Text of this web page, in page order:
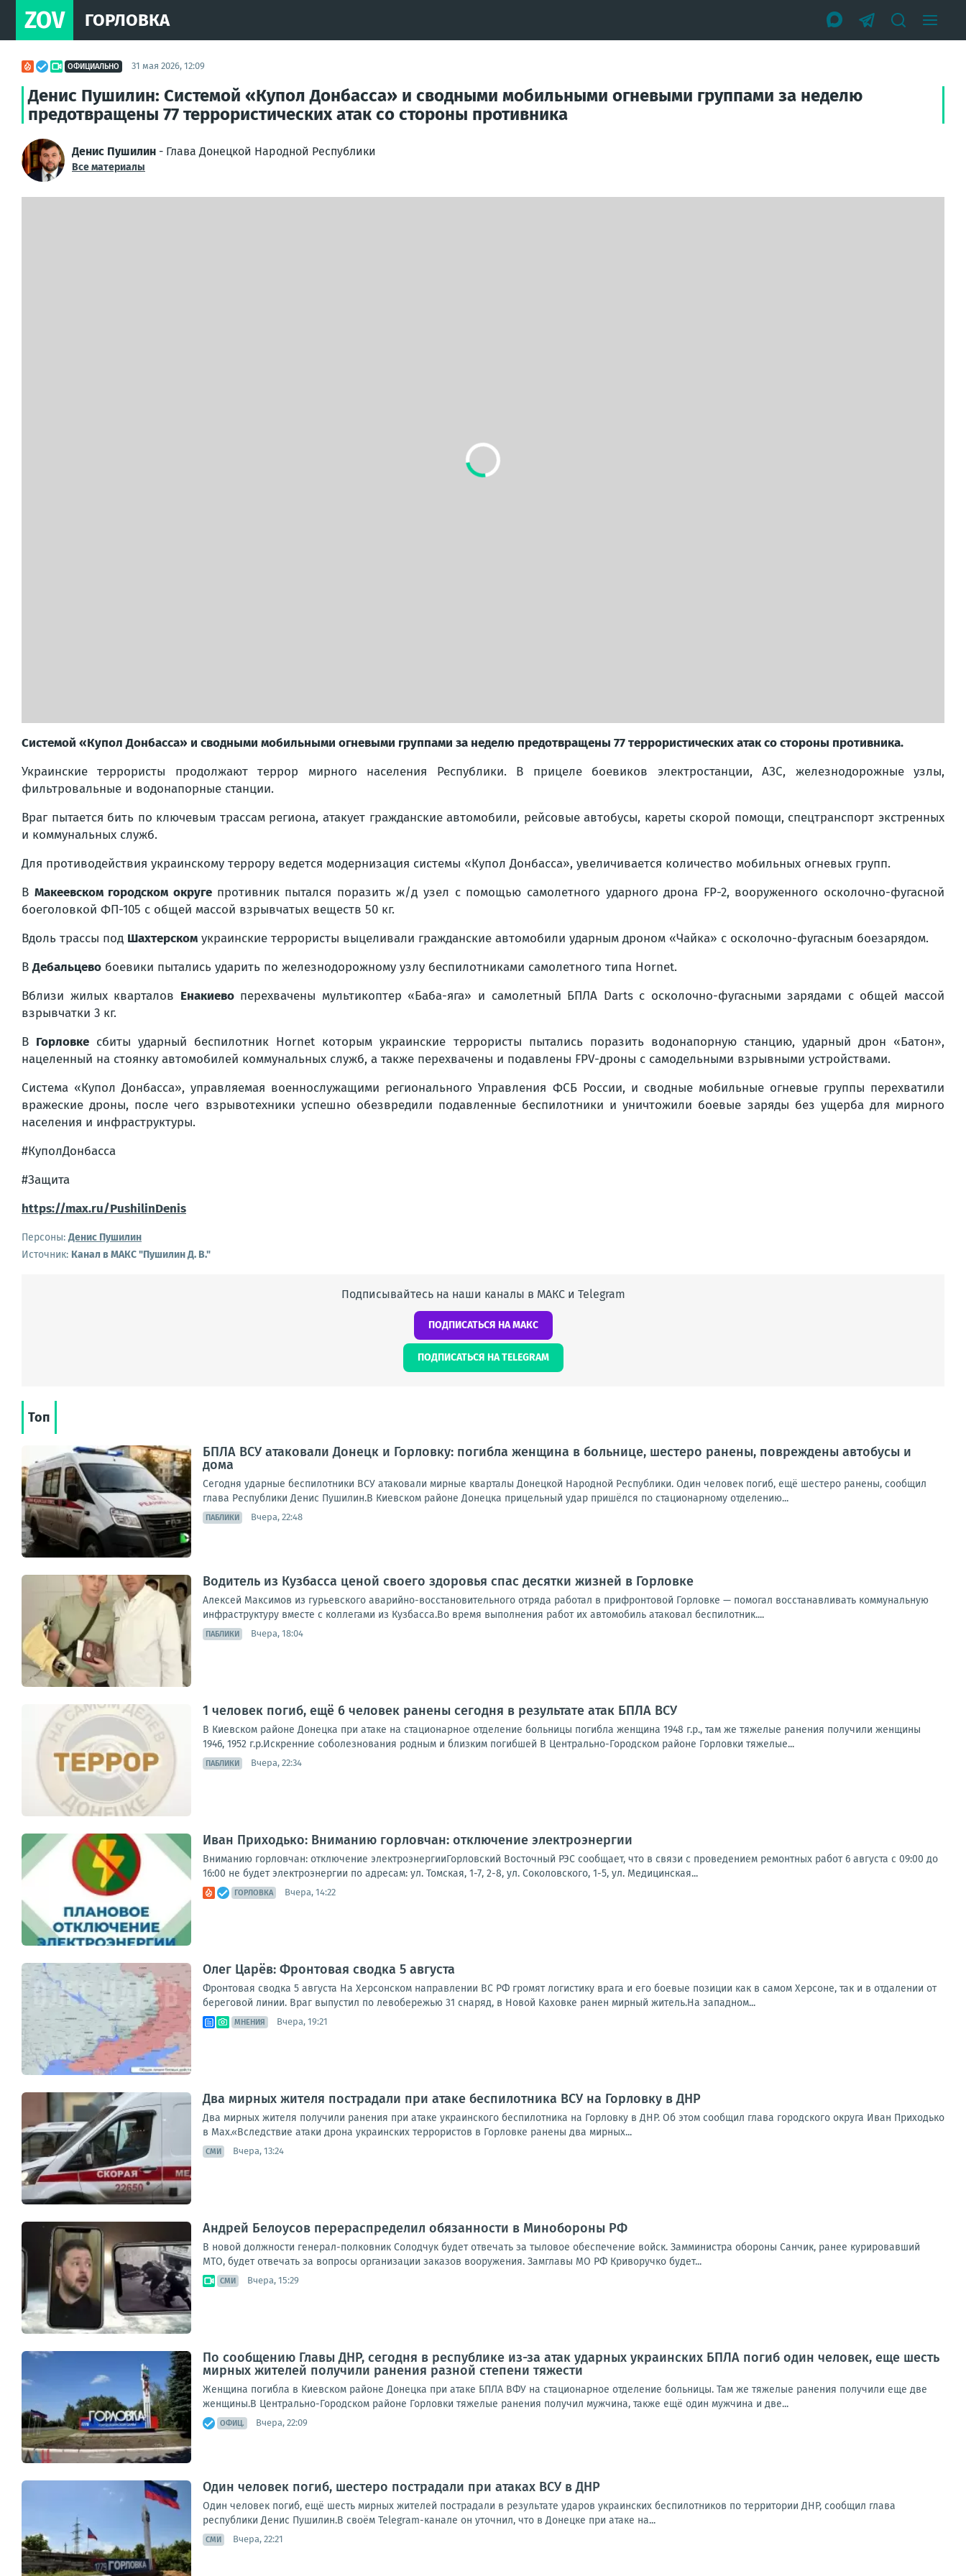
ZOV ГОРЛОВКА
ОФИЦИАЛЬНО 31 мая 2026, 12:09
Денис Пушилин: Системой «Купол Донбасса» и сводными мобильными огневыми группами за неделю
предотвращены 77 террористических атак со стороны противника
Денис Пушилин - Глава Донецкой Народной Республики
Все материалы
Системой «Купол Донбасса» и сводными мобильными огневыми группами за неделю предотвращены 77 террористических атак со стороны противника.
Украинские террористы продолжают террор мирного населения Республики. В прицеле боевиков электростанции, АЗС, железнодорожные узлы,
фильтровальные и водонапорные станции.
Враг пытается бить по ключевым трассам региона, атакует гражданские автомобили, рейсовые автобусы, кареты скорой помощи, спецтранспорт экстренных
и коммунальных служб.
Для противодействия украинскому террору ведется модернизация системы «Купол Донбасса», увеличивается количество мобильных огневых групп.
В Макеевском городском округе противник пытался поразить ж/д узел с помощью самолетного ударного дрона FP-2, вооруженного осколочно-фугасной
боеголовкой ФП-105 с общей массой взрывчатых веществ 50 кг.
Вдоль трассы под Шахтерском украинские террористы выцеливали гражданские автомобили ударным дроном «Чайка» с осколочно-фугасным боезарядом.
ВДебальцево боевики пытались ударить по железнодорожному узлу беспилотниками самолетного типа Hornet.
Вблизи жилых кварталов Енакиевоперехвачены мультикоптер «Баба-яга» и самолетный БПЛА Darts с осколочно-фугасными зарядами с общей массой
взрывчатки 3 кг.
В Горловке сбиты ударный беспилотник Hornet которым украинские террористы пытались поразить водонапорную станцию, ударный дрон «Батон»,
нацеленный на стоянку автомобилей коммунальных служб, а также перехвачены и подавлены FPV-дроны с самодельными взрывными устройствами.
Система «Купол Донбасса», управляемая военнослужащими регионального Управления ФСБ России, и сводные мобильные огневые группы перехватили
вражеские дроны, после чего взрывотехники успешно обезвредили подавленные беспилотники и уничтожили боевые заряды без ущерба для мирного
населения и инфраструктуры.
#КуполДонбасса
#Защита
https://max.ru/PushilinDenis
Персоны: Денис Пушилин
Источник: Канал в МАКС "Пушилин Д. В."
Подписывайтесь на наши каналы в МАКС и Telegram
ПОДПИСАТЬСЯ НА МАКС
ПОДПИСАТЬСЯ НА TELEGRAM
Топ
БПЛА ВСУ атаковали Донецк и Горловку: погибла женщина в больнице, шестеро ранены, повреждены автобусы и
дома
Сегодня ударные беспилотники ВСУ атаковали мирные кварталы Донецкой Народной Республики. Один человек погиб, ещё шестеро ранены, сообщил
глава Республики Денис Пушилин.В Киевском районе Донецка прицельный удар пришёлся по стационарному отделению...
ПАБЛИКИ Вчера, 22:48
Водитель из Кузбасса ценой своего здоровья спас десятки жизней в Горловке
Алексей Максимов из гурьевского аварийно-восстановительного отряда работал в прифронтовой Горловке — помогал восстанавливать коммунальную
инфраструктуру вместе с коллегами из Кузбасса.Во время выполнения работ их автомобиль атаковал беспилотник....
ПАБЛИКИ Вчера, 18:04
1 человек погиб, ещё 6 человек ранены сегодня в результате атак БПЛА ВСУ
В Киевском районе Донецка при атаке на стационарное отделение больницы погибла женщина 1948 г.р., там же тяжелые ранения получили женщины
1946, 1952 г.р.Искренние соболезнования родным и близким погибшей В Центрально-Городском районе Горловки тяжелые...
ПАБЛИКИ Вчера, 22:34
Иван Приходько: Вниманию горловчан: отключение электроэнергии
Вниманию горловчан: отключение электроэнергииГорловский Восточный РЭС сообщает, что в связи с проведением ремонтных работ 6 августа с 09:00 до
16:00 не будет электроэнергии по адресам: ул. Томская, 1-7, 2-8, ул. Соколовского, 1-5, ул. Медицинская...
ГОРЛОВКА Вчера, 14:22
Олег Царёв: Фронтовая сводка 5 августа
Фронтовая сводка 5 августа На Херсонском направлении ВС РФ громят логистику врага и его боевые позиции как в самом Херсоне, так и в отдалении от
береговой линии. Враг выпустил по левобережью 31 снаряд, в Новой Каховке ранен мирный житель.На западном...
МНЕНИЯ Вчера, 19:21
Два мирных жителя пострадали при атаке беспилотника ВСУ на Горловку в ДНР
Два мирных жителя получили ранения при атаке украинского беспилотника на Горловку в ДНР. Об этом сообщил глава городского округа Иван Приходько
в Max.«Вследствие атаки дрона украинских террористов в Горловке ранены два мирных...
СМИ Вчера, 13:24
Андрей Белоусов перераспределил обязанности в Минобороны РФ
В новой должности генерал-полковник Солодчук будет отвечать за тыловое обеспечение войск. Замминистра обороны Санчик, ранее курировавший
МТО, будет отвечать за вопросы организации заказов вооружения. Замглавы МО РФ Криворучко будет...
СМИ Вчера, 15:29
По сообщению Главы ДНР, сегодня в республике из-за атак ударных украинских БПЛА погиб один человек, еще шесть
мирных жителей получили ранения разной степени тяжести
Женщина погибла в Киевском районе Донецка при атаке БПЛА ВФУ на стационарное отделение больницы. Там же тяжелые ранения получили еще две
женщины.В Центрально-Городском районе Горловки тяжелые ранения получил мужчина, также ещё один мужчина и две...
ОФИЦ. Вчера, 22:09
Один человек погиб, шестеро пострадали при атаках ВСУ в ДНР
Один человек погиб, ещё шесть мирных жителей пострадали в результате ударов украинских беспилотников по территории ДНР, сообщил глава
республики Денис Пушилин.В своём Telegram-канале он уточнил, что в Донецке при атаке на...
СМИ Вчера, 22:21